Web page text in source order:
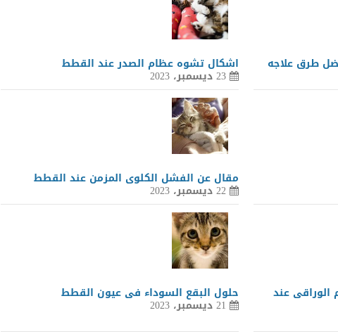
طرق علاجه اشكال تشوه عظام الصدر عند القطط
23 ديسمبر، 2023
مقال عن الفشل الكلوى المزمن عند القطط
22 ديسمبر، 2023
عند حلول البقع السوداء فى عيون القطط
21 ديسمبر، 2023